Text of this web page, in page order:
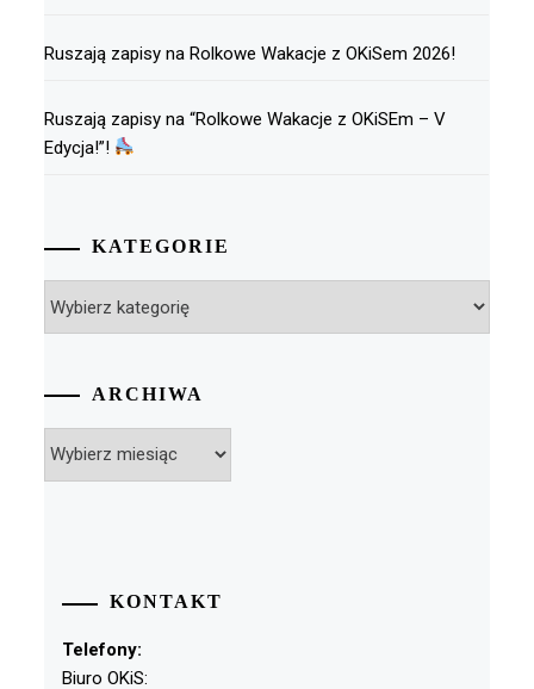
Ruszają zapisy na Rolkowe Wakacje z OKiSem 2026!
Ruszają zapisy na “Rolkowe Wakacje z OKiSEm – V
Edycja!”!
KATEGORIE
ARCHIWA
KONTAKT
Telefony:
Biuro OKiS: